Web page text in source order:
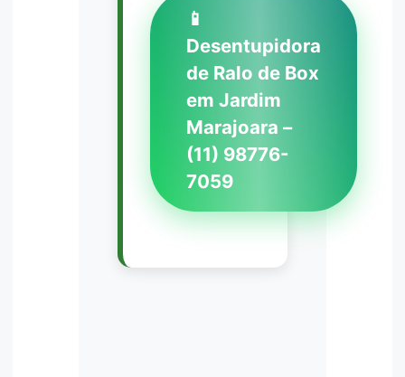
📱
Desentupidora
de Ralo de Box
em Jardim
Marajoara –
(11) 98776-
7059